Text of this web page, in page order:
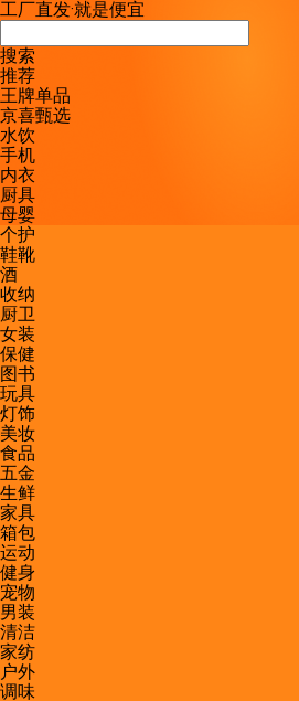
工厂直发·就是便宜
搜索
推荐
王牌单品
京喜甄选
水饮
手机
内衣
厨具
母婴
个护
鞋靴
酒
收纳
厨卫
女装
保健
图书
玩具
灯饰
美妆
食品
五金
生鲜
家具
箱包
运动
健身
宠物
男装
清洁
家纺
户外
调味